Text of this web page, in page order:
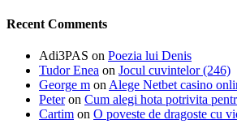
Recent Comments
Adi3PAS on Poezia lui Denis
Tudor Enea on Jocul cuvintelor (246)
George m on Alege Netbet casino
Peteron Cum alegi hota potrivita
Cartim on O poveste de dragoste cu